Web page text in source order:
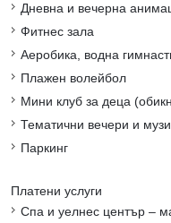
Дневна и вечерна
Фитнес зала
Аеробика, водна
Плажен волейбол
Мини клуб за деца
Тематични вечери и
Паркинг
Платени услуги
Спа и уелнес център –